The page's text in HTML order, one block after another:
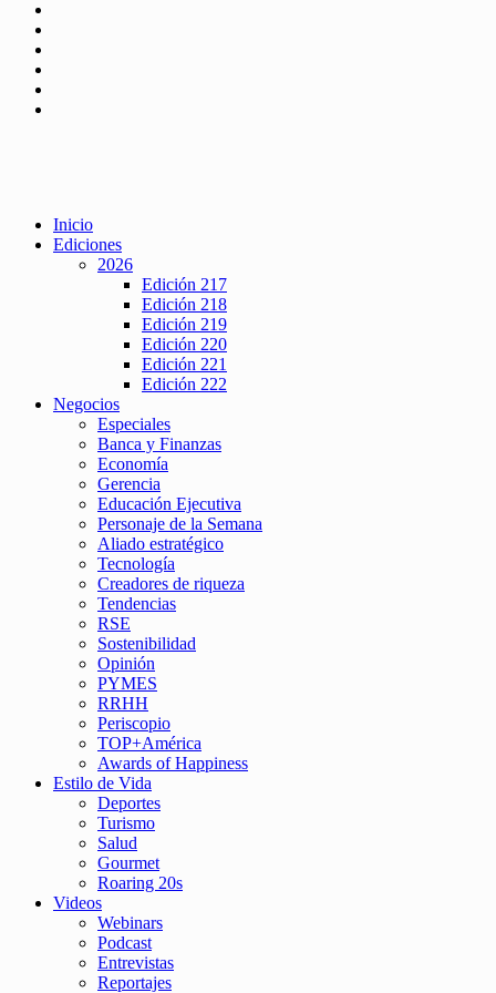
Inicio
Ediciones
2026
Edición 217
Edición 218
Edición 219
Edición 220
Edición 221
Edición 222
Negocios
Especiales
Banca y Finanzas
Economía
Gerencia
Educación Ejecutiva
Personaje de la Semana
Aliado estratégico
Tecnología
Creadores de riqueza
Tendencias
RSE
Sostenibilidad
Opinión
PYMES
RRHH
Periscopio
TOP+América
Awards of Happiness
Estilo de Vida
Deportes
Turismo
Salud
Gourmet
Roaring 20s
Videos
Webinars
Podcast
Entrevistas
Reportajes